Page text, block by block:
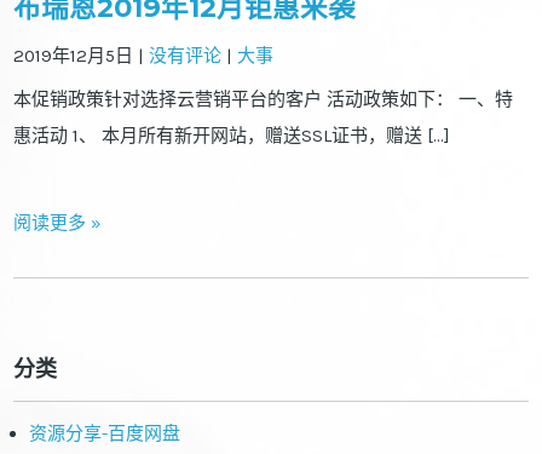
布瑞恩2019年12月钜惠来袭
2019年12月5日 |没有评论 | 大事
本促销政策针对选择云营销平台的客户 活动政策如下： 一、特
惠活动 1、 本月所有新开网站，赠送SSL证书，赠送 […]
阅读更多 »
分类
资源分享-百度网盘